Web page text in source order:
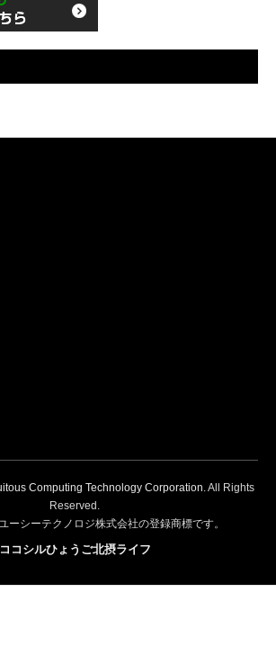
Computing Technology Corporation. All Rights
Reserved.
ーシーテクノロジ株式会社の登録商標です。
ココシルひょうご北摂ライフ